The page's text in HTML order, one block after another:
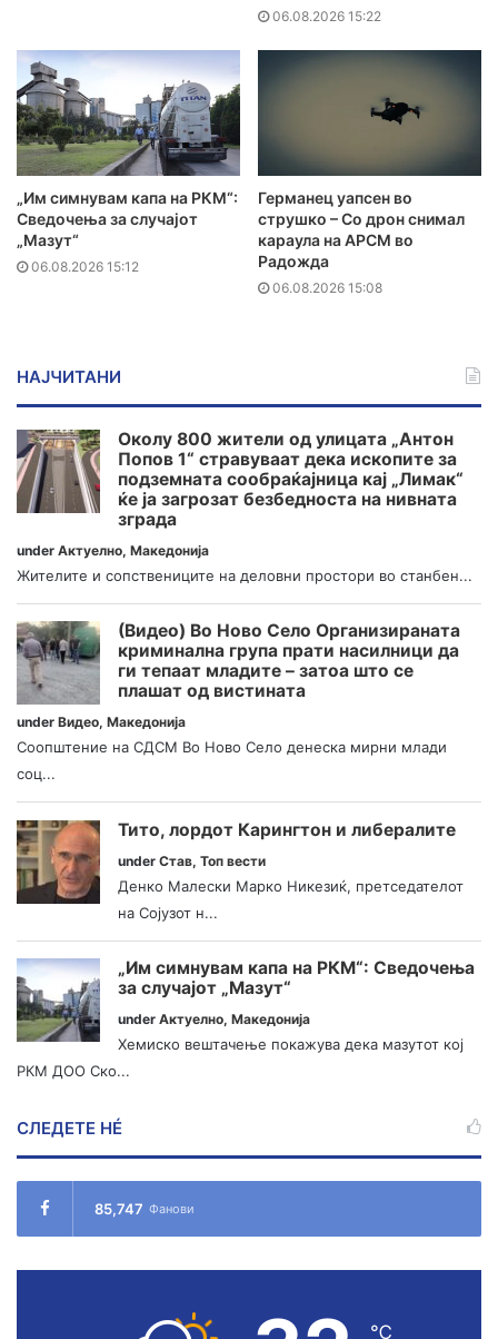
06.08.2026 15:22
„Им симнувам капа на РКМ“:
Сведочења за случајот
„Мазут“
06.08.2026 15:12
Германец уапсен во
струшко – Со дрон снимал
караула на АРСМ во
Радожда
06.08.2026 15:08
НАЈЧИТАНИ
Околу 800 жители од улицата „Антон
Попов 1“ стравуваат дека ископите за
подземната сообраќајница кај „Лимак“
ќе ја загрозат безбедноста на нивната
зграда
under Актуелно, Македонија
Жителите и сопствениците на деловни простори во станбен...
(Видео) Во Ново Село Организираната
криминална група прати насилници да
ги тепаат младите – затоа што се
плашат од вистината
under Видео, Македонија
Соопштение на СДСМ Во Ново Село денеска мирни млади
соц...
Тито, лордот Карингтон и либералите
under Став, Топ вести
Денко Малески Марко Никезиќ, претседателот
на Сојузот н...
„Им симнувам капа на РКМ“: Сведочења
за случајот „Мазут“
under Актуелно, Македонија
Хемиско вештачење покажува дека мазутот кој
РКМ ДОО Ско...
СЛЕДЕТЕ НÉ
85,747 Фанови
℃